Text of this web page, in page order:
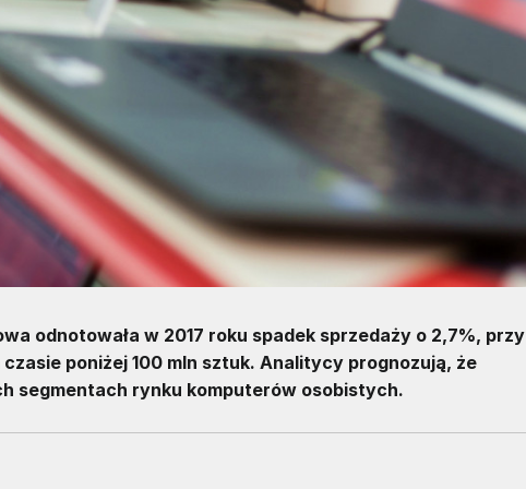
odnotowała w 2017 roku spadek sprzedaży o 2,7%, przy
poniżej 100 mln sztuk. Analitycy prognozują, że
segmentach rynku komputerów osobistych.